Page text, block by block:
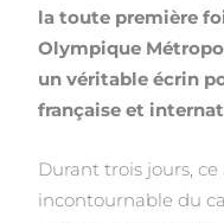
la toute première
Olympique
un véritable écrin
française et
Durant trois jours,
incontournable du